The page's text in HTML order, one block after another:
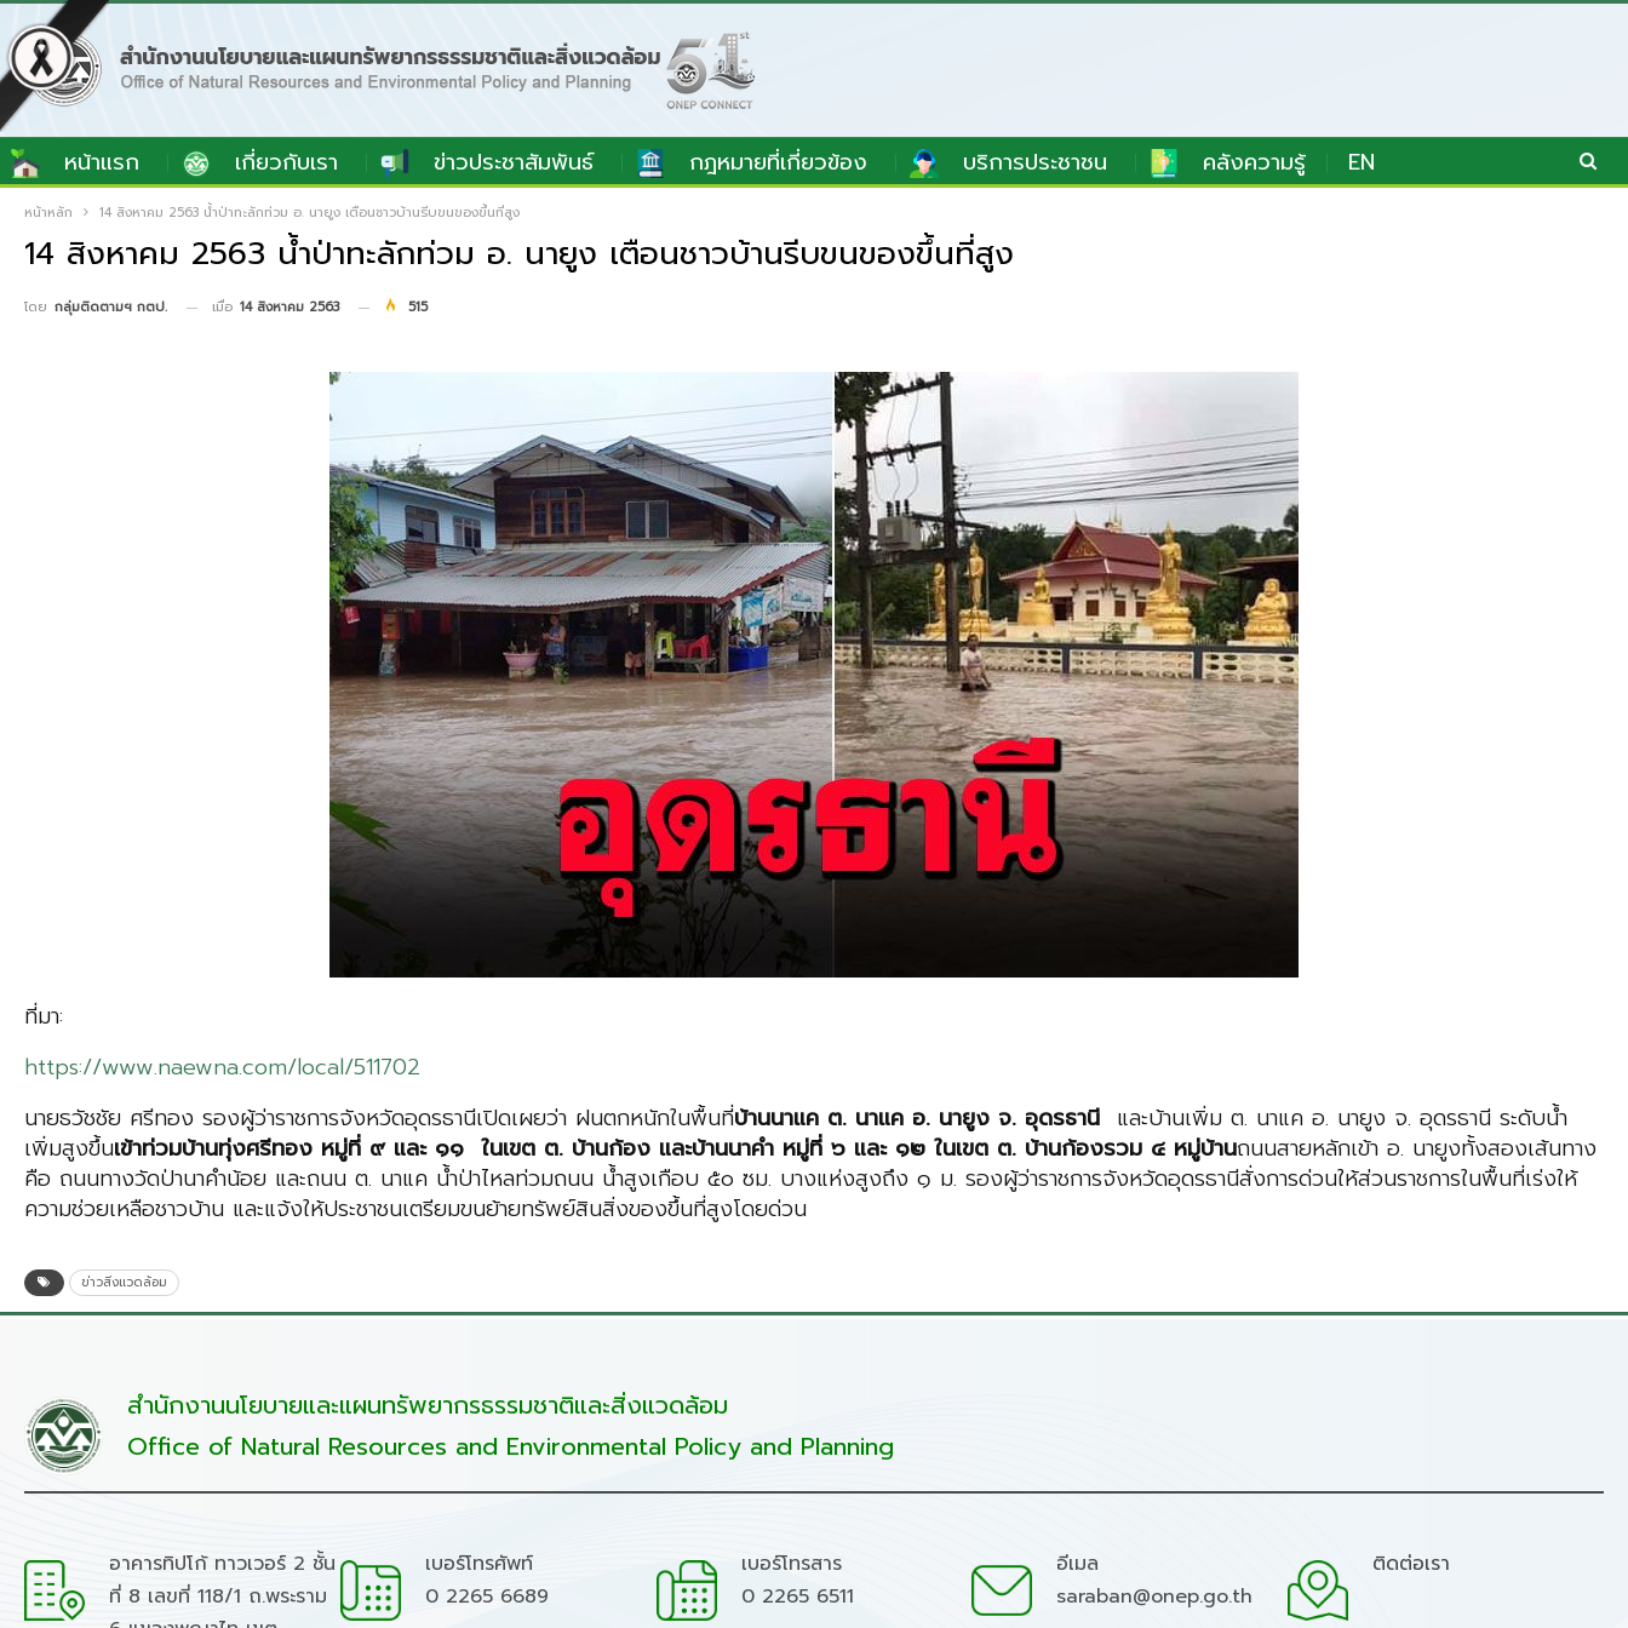
หน้าแรก เกี่ยวกับเรา ข่าวประชาสัมพันธ์ กฎหมายที่เกี่ยวข้อง บริการประชาชน คลังความรู้ EN
หน้าหลัก 14 สิงหาคม 2563 น้ำป่าทะลักท่วม อ. นายูง เตือนชาวบ้านรีบขนของขึ้นที่สูง
14 สิงหาคม 2563 น้ำป่าทะลักท่วม อ. นายูง เตือนชาวบ้านรีบขนของขึ้นที่สูง
โดย กลุ่มติดตามฯ กตป. เมื่อ 14 สิงหาคม 2563 515
ที่มา:
https://www.naewna.com/local/511702
นายธวัชชัย ศรีทอง รองผู้ว่าราชการจังหวัดอุดรธานีเปิดเผยว่า ฝนตกหนักในพื้นที่บ้านนาแค ต. นาแค อ. นายูง จ. อุดรธานี และบ้านเพิ่ม ต. นาแค อ. นายูง จ. อุดรธานี ระดับน้ำ
เพิ่มสูงขึ้นเข้าท่วมบ้านทุ่งศรีทอง หมู่ที่ ๙ และ ๑๑ ในเขต ต. บ้านก้อง และบ้านนาคำ หมู่ที่ ๖ และ ๑๒ ในเขต ต. บ้านก้องรวม ๔ หมู่บ้านถนนสายหลักเข้า อ. นายูงทั้งสองเส้นทาง
คือ ถนนทางวัดป่านาคำน้อย และถนน ต. นาแค น้ำป่าไหลท่วมถนน น้ำสูงเกือบ ๕๐ ซม. บางแห่งสูงถึง ๑ ม. รองผู้ว่าราชการจังหวัดอุดรธานีสั่งการด่วนให้ส่วนราชการในพื้นที่เร่งให้
ความช่วยเหลือชาวบ้าน และแจ้งให้ประชาชนเตรียมขนย้ายทรัพย์สินสิ่งของขึ้นที่สูงโดยด่วน
ข่าวสิ่งแวดล้อม
สำนักงานนโยบายและแผนทรัพยากรธรรมชาติและสิ่งแวดล้อม
Office of Natural Resources and Environmental Policy and Planning
อาคารทิปโก้ ทาวเวอร์ 2 ชั้น
ที่ 8 เลขที่ 118/1 ถ.พระราม
เบอร์โทรศัพท์
0 2265 6689
เบอร์โทรสาร
0 2265 6511
อีเมล
saraban@onep.go.th
ติดต่อเรา